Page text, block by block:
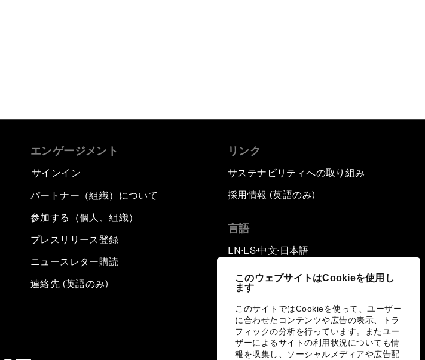
このウェブサイトはCookieを使用し
ます
このサイトではCookieを使って、ユーザー
に合わせたコンテンツや広告の表示、トラ
フィックの分析を行っています。またユー
ザーによるサイトの利用状況についても情
報を収集し、ソーシャルメディアや広告配
エンゲージメント
サインイン
パートナー（組織）について
参加する（個人、組織）
プレスリリース登録
ニュースレター購読
連絡先 (英語のみ)
リンク
サステナビリティへの取り組み
採用情報 (英語のみ)
言語
EN ▪ ES▪中文▪ 日本語